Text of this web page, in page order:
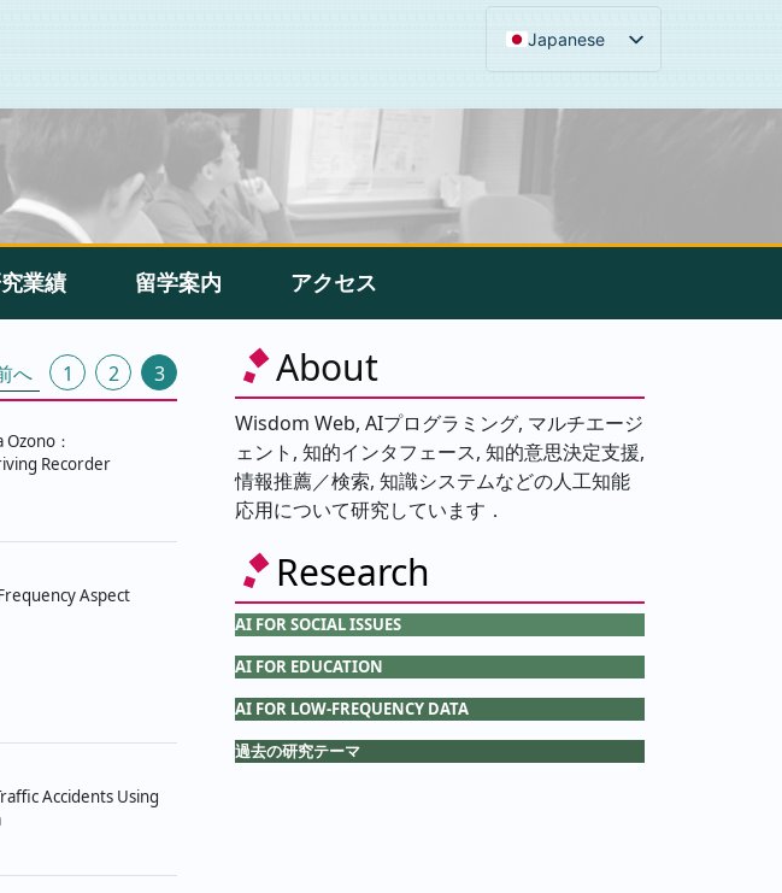
Japanese
業績 留学案内 アクセス
へ 1 2 3
：
Recorder
Aspect
Accidents Using
About
Wisdom Web, AIプログラミング, マルチエージ
ェント, 知的インタフェース, 知的意思決定支援,
情報推薦／検索, 知識システムなどの人工知能
応用について研究しています．
Research
AI FOR SOCIAL ISSUES
AI FOR EDUCATION
AI FOR LOW-FREQUENCY DATA
過去の研究テーマ